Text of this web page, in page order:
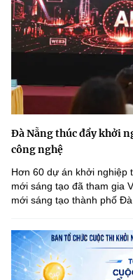
Đà Nẵng thúc đẩy khởi
công nghệ
Hơn 60 dự án khởi nghiệp
mới sáng tạo đã tham gia
mới sáng tạo thành phố